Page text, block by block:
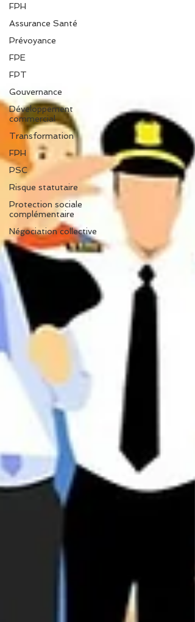
FPH
Assurance Santé
Prévoyance
FPE
FPT
Gouvernance
Développement
commercial
Transformation
FPH
PSC
Risque statutaire
Protection sociale
complémentaire
Négociation collective